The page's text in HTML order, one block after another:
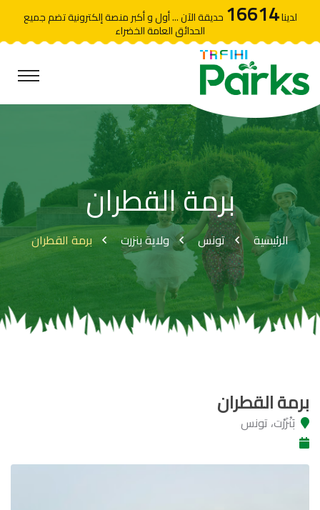
لدينا16614 حديقة الآن ... أول و أكبر منصة إلكترونية تضم جميع
الحدائق العامة الخضراء
برمة القطران
الرئيسية تونس ولاية بنزرت برمة القطران
برمة القطران
بَنْزَرْت‎، تونس‎